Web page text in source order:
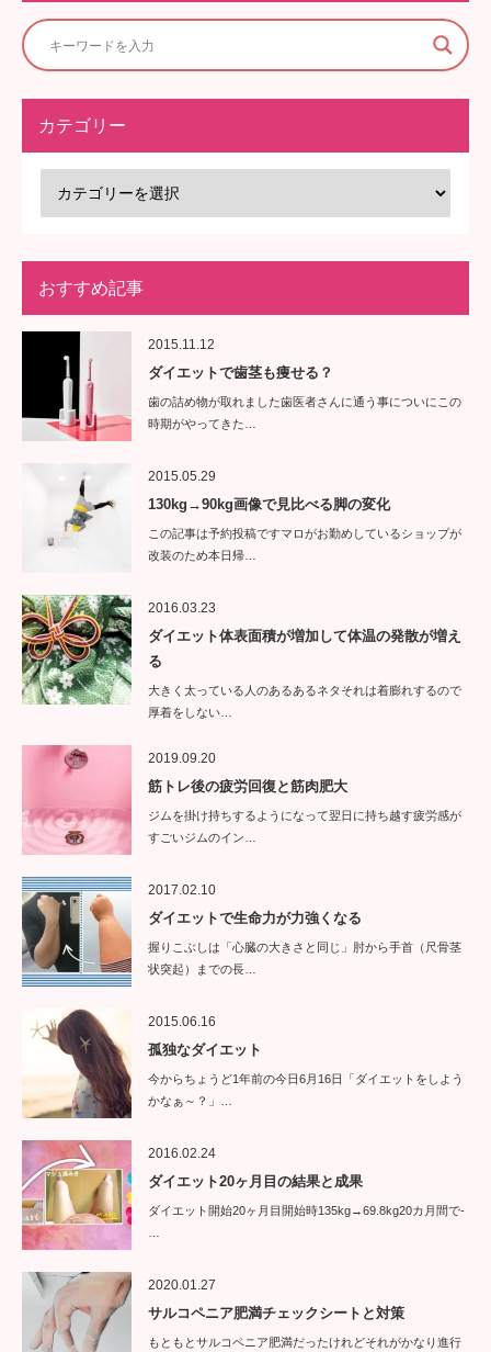
カテゴリー
おすすめ記事
2015.11.12
ダイエットで歯茎も痩せる？
歯の詰め物が取れました歯医者さんに通う事についにこの
時期がやってきた…
2015.05.29
130kg→90kg画像で見比べる脚の変化
この記事は予約投稿ですマロがお勤めしているショップが
改装のため本日帰…
2016.03.23
ダイエット体表面積が増加して体温の発散が増え
る
大きく太っている人のあるあるネタそれは着膨れするので
厚着をしない…
2019.09.20
筋トレ後の疲労回復と筋肉肥大
ジムを掛け持ちするようになって翌日に持ち越す疲労感が
すごいジムのイン…
2017.02.10
ダイエットで生命力が力強くなる
握りこぶしは「心臓の大きさと同じ」肘から手首（尺骨茎
状突起）までの長…
2015.06.16
孤独なダイエット
今からちょうど1年前の今日6月16日「ダイエットをしよう
かなぁ～？」…
2016.02.24
ダイエット20ヶ月目の結果と成果
ダイエット開始20ヶ月目開始時135kg→69.8kg20カ月間で-
2020.01.27
サルコペニア肥満チェックシートと対策
もともとサルコペニア肥満だったけれどそれがかなり進行